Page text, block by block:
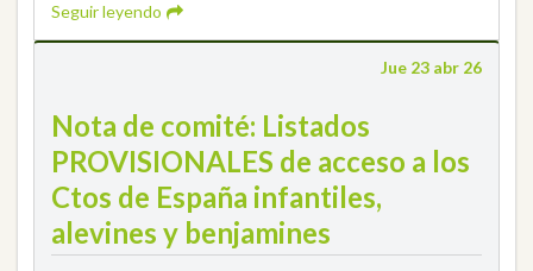
Seguir leyendo
Jue 23 abr 26
Nota de comité: Listados
PROVISIONALES de acceso a los
Ctos de España infantiles,
alevines y benjamines